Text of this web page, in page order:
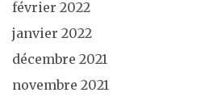
février 2022
janvier 2022
décembre 2021
novembre 2021